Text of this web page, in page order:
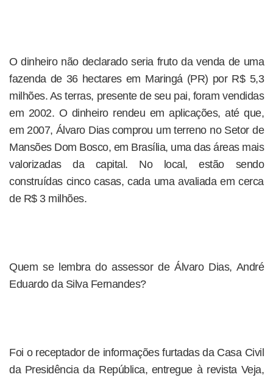
O dinheiro não declarado seria fruto da venda de uma
fazenda de 36 hectares em Maringá (PR) por R$ 5,3
milhões. As terras, presente de seu pai, foram vendidas
em 2002. O dinheiro rendeu em aplicações, até que,
em 2007, Álvaro Dias comprou um terreno no Setor de
Mansões Dom Bosco, em Brasília, uma das áreas mais
valorizadas da capital. No local, estão sendo
construídas cinco casas, cada uma avaliada em cerca
de R$ 3 milhões.
Quem se lembra do assessor de Álvaro Dias, André
Eduardo da Silva Fernandes?
Foi o receptador de informações furtadas da Casa Civil
da Presidência da República, entregue à revista Veja,